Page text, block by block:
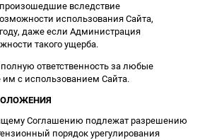
вследствие
использования Сайта,
даже если Администрация
такого ущерба.
ответственность за любые
с использованием Сайта.
Соглашению подлежат разрешению
порядок урегулирования